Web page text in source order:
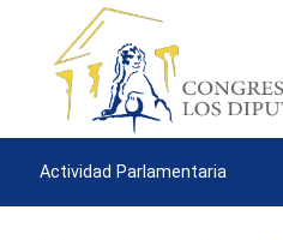
Actividad Parlamentaria